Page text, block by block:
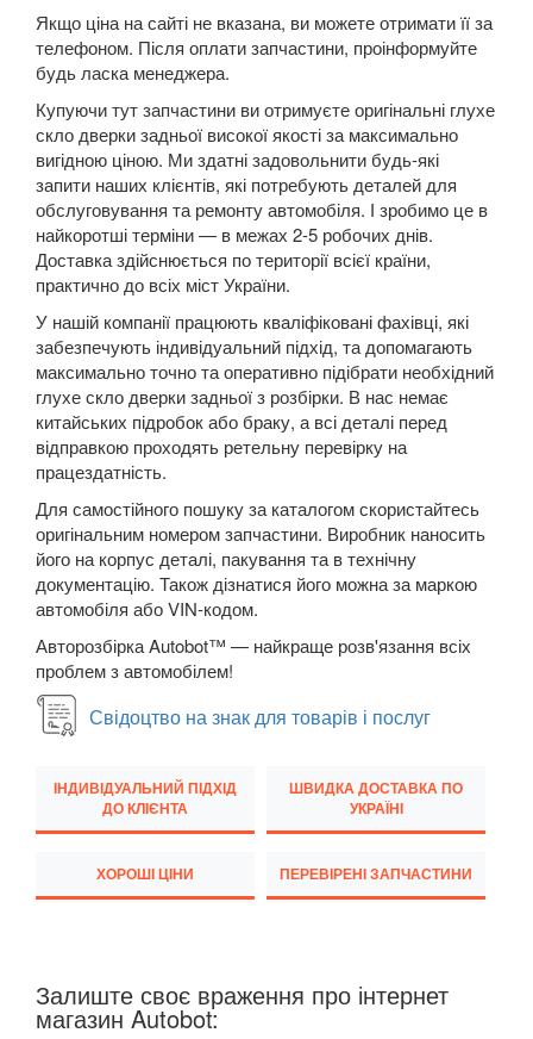
Espace V
Kadjar
Kangoo II (FW, KW)
Koleos I (HY0)
Koleos II
Laguna II (BG, KG)
Laguna III (BT, DT, KT)
Latitude (L7)
Master III (HD, FD, JD)
Megane II (BM, CM, KM, LM, EM)
Megane III (BZ, DZ, KZ)
Megane IV
Modus (JP0)
Grand Modus (JP0)
Sandero II Stepway (B8)
Scenic III (JZ0)
Scenic IV
Twingo II (CN0)
Якщо ціна на сайті не вказана, ви можете отримати її за
телефоном. Після оплати запчастини, проінформуйте
будь ласка менеджера.
Купуючи тут запчастини ви отримуєте оригінальні глухе
скло дверки задньої високої якості за максимально
вигідною ціною. Ми здатні задовольнити будь-які
запити наших клієнтів, які потребують деталей для
обслуговування та ремонту автомобіля. І зробимо це в
найкоротші терміни — в межах 2-5 робочих днів.
Доставка здійснюється по території всієї країни,
практично до всіх міст України.
У нашій компанії працюють кваліфіковані фахівці, які
забезпечують індивідуальний підхід, та допомагають
максимально точно та оперативно підібрати необхідний
глухе скло дверки задньої з розбірки. В нас немає
китайських підробок або браку, а всі деталі перед
відправкою проходять ретельну перевірку на
працездатність.
Для самостійного пошуку за каталогом скористайтесь
оригінальним номером запчастини. Виробник наносить
його на корпус деталі, пакування та в технічну
документацію. Також дізнатися його можна за маркою
автомобіля або VIN-кодом.
Авторозбірка Autobot™ — найкраще розв'язання всіх
проблем з автомобілем!
Свідоцтво на знак для товарів і послуг
ІНДИВІДУАЛЬНИЙ ПІДХІД
ДО КЛІЄНТА
ШВИДКА ДОСТАВКА ПО
УКРАЇНІ
ХОРОШІ ЦІНИ ПЕРЕВІРЕНІ ЗАПЧАСТИНИ
Залиште своє враження про інтернет
магазин Autobot: